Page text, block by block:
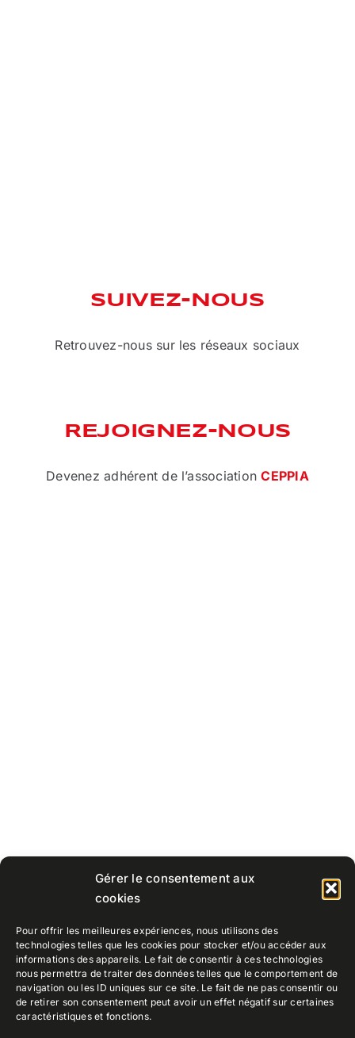
Gérer le consentement aux
cookies
Pour offrir les meilleures expériences, nous utilisons des
technologies telles que les cookies pour stocker et/ou accéder aux
informations des appareils. Le fait de consentir à ces technologies
nous permettra de traiter des données telles que le comportement de
navigation ou les ID uniques sur ce site. Le fait de ne pas consentir ou
de retirer son consentement peut avoir un effet négatif sur certaines
caractéristiques et fonctions.
SUIVEZ-NOUS
Retrouvez-nous sur les réseaux sociaux
REJOIGNEZ-NOUS
Devenez adhérent de l’associationCEPPIA